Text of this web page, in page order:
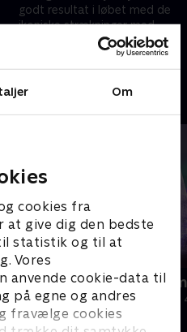
Om
cookies fra
give dig den bedste
til statistik og til at
Vores
anvende cookie-data til
på egne og andres
fravælge cookies
godt resultat i løbet med de
ikoniske strækninger med
brosten kan sende Henrik helt
28. august 2024 • 21 min
Julelys for
2022 • Livsstil •